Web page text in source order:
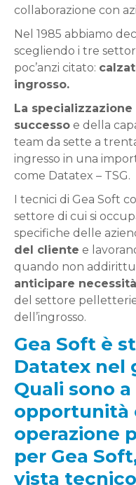
collaborazione con
Nel 1985 abbiamo
scegliendo i tre
poc’anzi citato:
ingrosso.
La
successo e della
team da sette a
ingresso in una
come Datatex – TSG.
I tecnici di Gea Soft
settore di cui si
specifiche delle
del cliente e
quando non
anticipare
del settore
dell’ingrosso.
Gea Soft è
Datatex nel
Quali sono
opportunità
operazione
per Gea
vista